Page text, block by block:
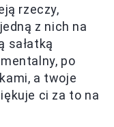
rzeczy,
z nich na
sałatką
po
a twoje
ci za to na